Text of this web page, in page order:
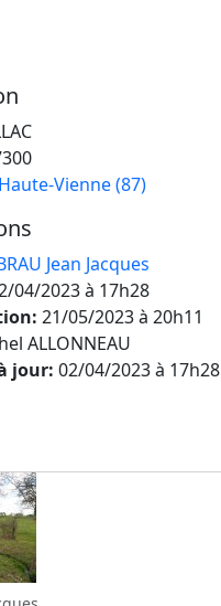
Haute-Vienne (87)
Jean Jacques
04/2023 à 17h28
21/05/2023 à 20h11
ALLONNEAU
jour: 02/04/2023 à 17h28